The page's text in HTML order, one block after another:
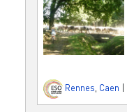
Rennes, Caen